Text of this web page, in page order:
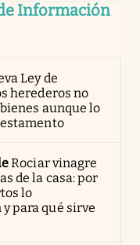
Información
Ley de
herederos no
aunque lo
Rociar vinagre
de la casa: por
lo
para qué sirve